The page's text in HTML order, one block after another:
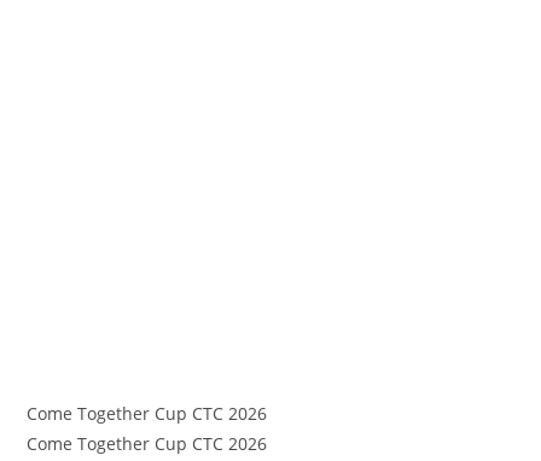
Come Together Cup CTC 2026
Come Together Cup CTC 2026